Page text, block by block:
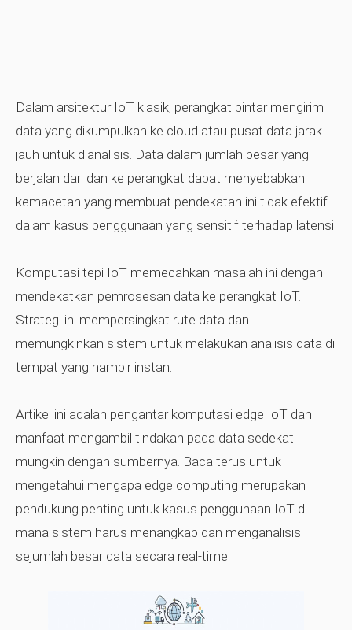
Dalam arsitektur IoT klasik, perangkat pintar mengirim
data yang dikumpulkan ke cloud atau pusat data jarak
jauh untuk dianalisis. Data dalam jumlah besar yang
berjalan dari dan ke perangkat dapat menyebabkan
kemacetan yang membuat pendekatan ini tidak efektif
dalam kasus penggunaan yang sensitif terhadap latensi.
Komputasi tepi IoT memecahkan masalah ini dengan
mendekatkan pemrosesan data ke perangkat IoT.
Strategi ini mempersingkat rute data dan
memungkinkan sistem untuk melakukan analisis data di
tempat yang hampir instan.
Artikel ini adalah pengantar komputasi edge IoT dan
manfaat mengambil tindakan pada data sedekat
mungkin dengan sumbernya. Baca terus untuk
mengetahui mengapa edge computing merupakan
pendukung penting untuk kasus penggunaan IoT di
mana sistem harus menangkap dan menganalisis
sejumlah besar data secara real-time.